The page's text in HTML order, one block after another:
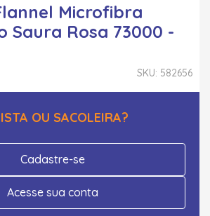
Microfibra
Saura Rosa 73000 -
SKU: 582656
OU SACOLEIRA?
Cadastre-se
Acesse sua conta